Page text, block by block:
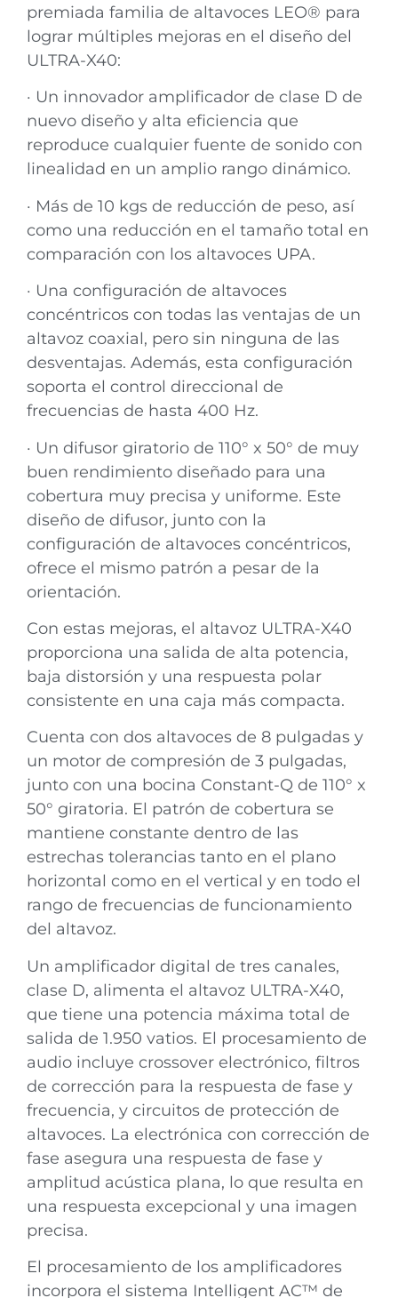
premiada familia de altavoces LEO® para
lograr múltiples mejoras en el diseño del
ULTRA-X40:
· Un innovador amplificador de clase D de
nuevo diseño y alta eficiencia que
reproduce cualquier fuente de sonido con
linealidad en un amplio rango dinámico.
· Más de 10 kgs de reducción de peso, así
como una reducción en el tamaño total en
comparación con los altavoces UPA.
· Una configuración de altavoces
concéntricos con todas las ventajas de un
altavoz coaxial, pero sin ninguna de las
desventajas. Además, esta configuración
soporta el control direccional de
frecuencias de hasta 400 Hz.
· Un difusor giratorio de 110° x 50° de muy
buen rendimiento diseñado para una
cobertura muy precisa y uniforme. Este
diseño de difusor, junto con la
configuración de altavoces concéntricos,
ofrece el mismo patrón a pesar de la
orientación.
Con estas mejoras, el altavoz ULTRA-X40
proporciona una salida de alta potencia,
baja distorsión y una respuesta polar
consistente en una caja más compacta.
Cuenta con dos altavoces de 8 pulgadas y
un motor de compresión de 3 pulgadas,
junto con una bocina Constant-Q de 110° x
50° giratoria. El patrón de cobertura se
mantiene constante dentro de las
estrechas tolerancias tanto en el plano
horizontal como en el vertical y en todo el
rango de frecuencias de funcionamiento
del altavoz.
Un amplificador digital de tres canales,
clase D, alimenta el altavoz ULTRA-X40,
que tiene una potencia máxima total de
salida de 1.950 vatios. El procesamiento de
audio incluye crossover electrónico, filtros
de corrección para la respuesta de fase y
frecuencia, y circuitos de protección de
altavoces. La electrónica con corrección de
fase asegura una respuesta de fase y
amplitud acústica plana, lo que resulta en
una respuesta excepcional y una imagen
precisa.
El procesamiento de los amplificadores
incorpora el sistema Intelligent AC™ de